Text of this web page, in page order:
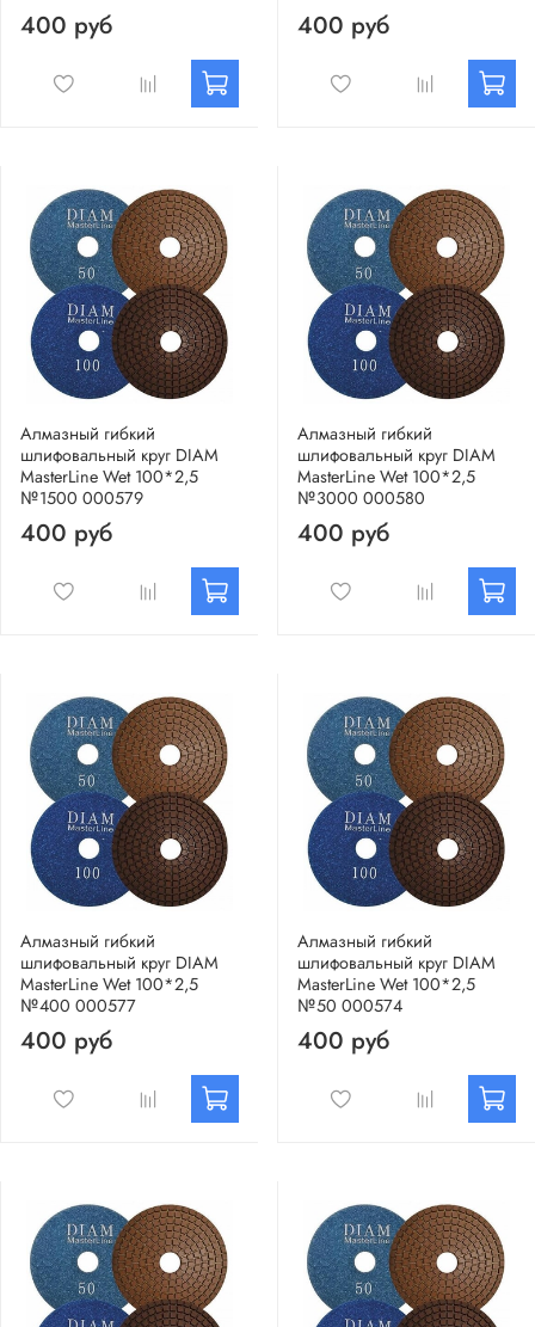
400 руб 400 руб
Алмазный гибкий
шлифовальный круг DIAM
MasterLine Wet 100*2,5
№1500 000579
400 руб
Алмазный гибкий
шлифовальный круг DIAM
MasterLine Wet 100*2,5
№3000 000580
400 руб
Алмазный гибкий
шлифовальный круг DIAM
MasterLine Wet 100*2,5
№400 000577
400 руб
Алмазный гибкий
шлифовальный круг DIAM
MasterLine Wet 100*2,5
№50 000574
400 руб